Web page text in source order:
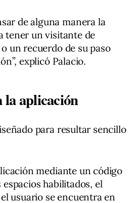
de alguna manera la
tener un visitante de
un recuerdo de su paso
explicó Palacio.
aplicación
para resultar sencillo
mediante un código
habilitados, el
usuario se encuentra en